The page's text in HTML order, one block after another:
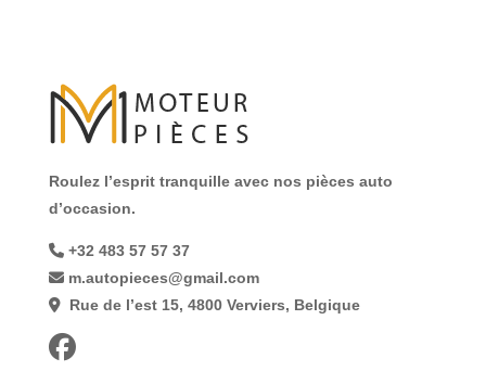
Roulez l’esprit tranquille avec nos pièces auto
d’occasion.
+32 483 57 57 37
m.autopieces@gmail.com
Rue de l’est 15, 4800 Verviers, Belgique